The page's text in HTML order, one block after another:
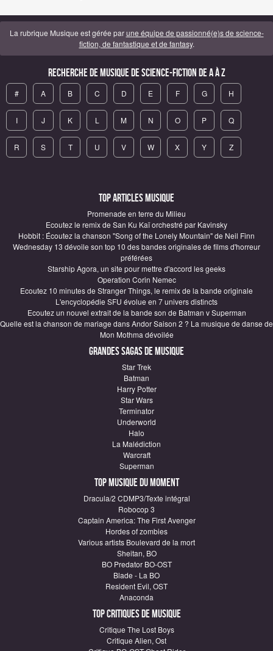
La rubrique Musique est gérée parune équipe de passionné(e)s de science-
fiction, de fantastique et de fantasy.
Recherche de Musique de science-fiction de A à Z
# A B C D E F G H
I J K L M N O P Q
R S T U V W X Y Z
Top articles Musique
Promenade en terre du Milieu
Ecoutez le remix de San Ku Kaï orchestré par Kavinsky
Hobbit : Écoutez la chanson "Song of the Lonely Mountain" de Neil Finn
Wednesday 13 dévoile son top 10 des bandes originales de films d'horreur
préférées
Starship Agora, un site pour mettre d'accord les geeks
Operation Corin Nemec
Ecoutez 10 minutes de Stranger Things, le remix de la bande originale
L'encyclopédie SFU évolue en 7 univers distincts
Ecoutez un nouvel extrait de la bande son de Batman v Superman
Quelle est la chanson de mariage dans Andor Saison 2 ? La musique de danse de
Mon Mothma dévoilée
Grandes sagas de Musique
Star Trek
Batman
Harry Potter
Star Wars
Terminator
Underworld
Halo
La Malédiction
Warcraft
Superman
Top Musique du moment
Dracula/2 CDMP3/Texte intégral
Robocop 3
Captain America: The First Avenger
Hordes of zombies
Various artists Boulevard de la mort
Sheitan, BO
BO Predator BO-OST
Blade - La BO
Resident Evil, OST
Anaconda
Top critiques de Musique
Critique The Lost Boys
Critique Alien, Ost